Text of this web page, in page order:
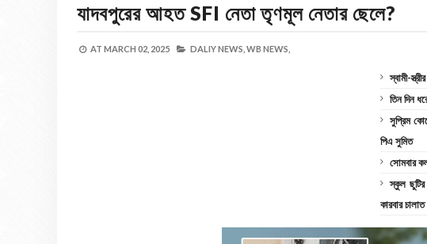
যাদবপুরের আহত SFI নেতা তৃণমূল নেতার ছেলে?
AT MARCH 02, 2025 DALIY NEWS, WB NEWS,
স্বামী-
তিন দিন
সুপ্রিম
পিএ সুমিত
সোমবার
স্কুল ছুটির
কারবার